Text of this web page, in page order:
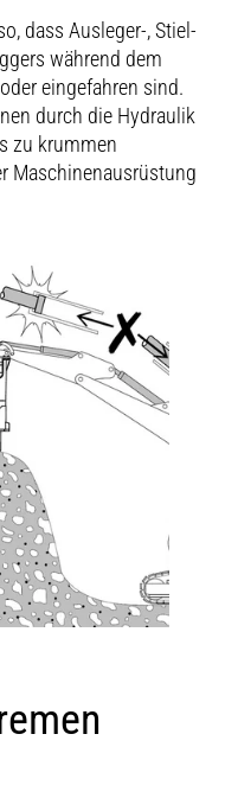
dass Ausleger-, Stiel-
während dem
eingefahren sind.
durch die Hydraulik
zu krummen
Maschinenausrüstung